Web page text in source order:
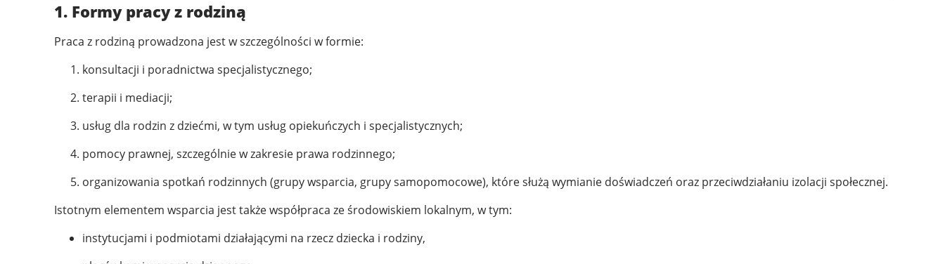
1. Formy pracy z rodziną
Praca z rodziną prowadzona jest w szczególności w formie:
konsultacji i poradnictwa specjalistycznego;
terapii i mediacji;
usług dla rodzin z dziećmi, w tym usług opiekuńczych i specjalistycznych;
pomocy prawnej, szczególnie w zakresie prawa rodzinnego;
organizowania spotkań rodzinnych (grupy wsparcia, grupy samopomocowe), które służą wymianie doświadczeń oraz przeciwdziałaniu izolacji społecznej.
Istotnym elementem wsparcia jest także współpraca ze środowiskiem lokalnym, w tym:
instytucjami i podmiotami działającymi na rzecz dziecka i rodziny,